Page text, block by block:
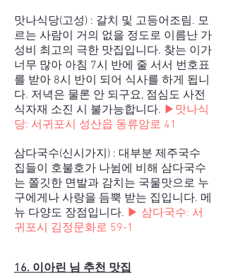
맛나식당(고성) : 갈치 및 고등어조림. 모
르는 사람이 거의 없을 정도로 이름난 가
성비 최고의 극한 맛집입니다. 찾는 이가
너무 많아 아침 7시 반에 줄 서서 번호표
를 받아 8시 반이 되어 식사를 하게 됩니
다. 저녁은 물론 안 되구요, 점심도 사전
식자재 소진 시 불가능합니다. ▶ 맛나식
당: 서귀포시 성산읍 동류암로 41
삼다국수(신시가지) : 대부분 제주국수
집들이 호불호가 나뉨에 비해 삼다국수
는 쫄깃한 면발과 감치는 국물맛으로 누
구에게나 사랑을 듬뿍 받는 집입니다. 메
뉴 다양도 장점입니다. ▶ 삼다국수: 서
귀포시 김정문화로 59-1
16. 이아린 님 추천 맛집